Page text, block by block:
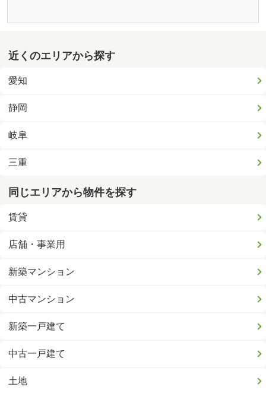
近くのエリアから探す
愛知
静岡
岐阜
三重
同じエリアから物件を探す
賃貸
店舗・事業用
新築マンション
中古マンション
新築一戸建て
中古一戸建て
土地